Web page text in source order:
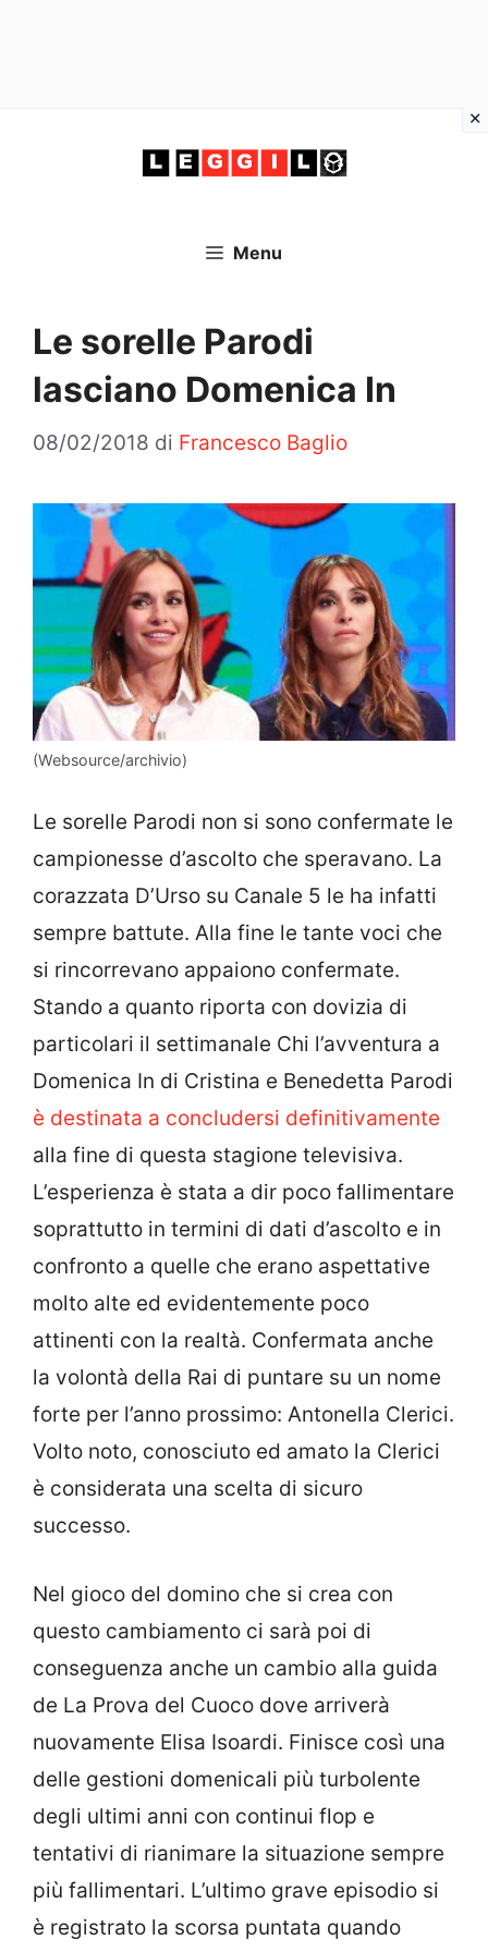
Menu
Le sorelle Parodi
lasciano Domenica In
08/02/2018 di Francesco Baglio
(Websource/archivio)
Le sorelle Parodi non si sono confermate le
campionesse d’ascolto che speravano. La
corazzata D’Urso su Canale 5 le ha infatti
sempre battute. Alla fine le tante voci che
si rincorrevano appaiono confermate.
Stando a quanto riporta con dovizia di
particolari il settimanale Chi l’avventura a
Domenica In di Cristina e Benedetta Parodi
è destinata a concludersi definitivamente
alla fine di questa stagione televisiva.
L’esperienza è stata a dir poco fallimentare
soprattutto in termini di dati d’ascolto e in
confronto a quelle che erano aspettative
molto alte ed evidentemente poco
attinenti con la realtà. Confermata anche
la volontà della Rai di puntare su un nome
forte per l’anno prossimo: Antonella Clerici.
Volto noto, conosciuto ed amato la Clerici
è considerata una scelta di sicuro
successo.
Nel gioco del domino che si crea con
questo cambiamento ci sarà poi di
conseguenza anche un cambio alla guida
de La Prova del Cuoco dove arriverà
nuovamente Elisa Isoardi. Finisce così una
delle gestioni domenicali più turbolente
degli ultimi anni con continui flop e
tentativi di rianimare la situazione sempre
più fallimentari. L’ultimo grave episodio si
è registrato la scorsa puntata quando